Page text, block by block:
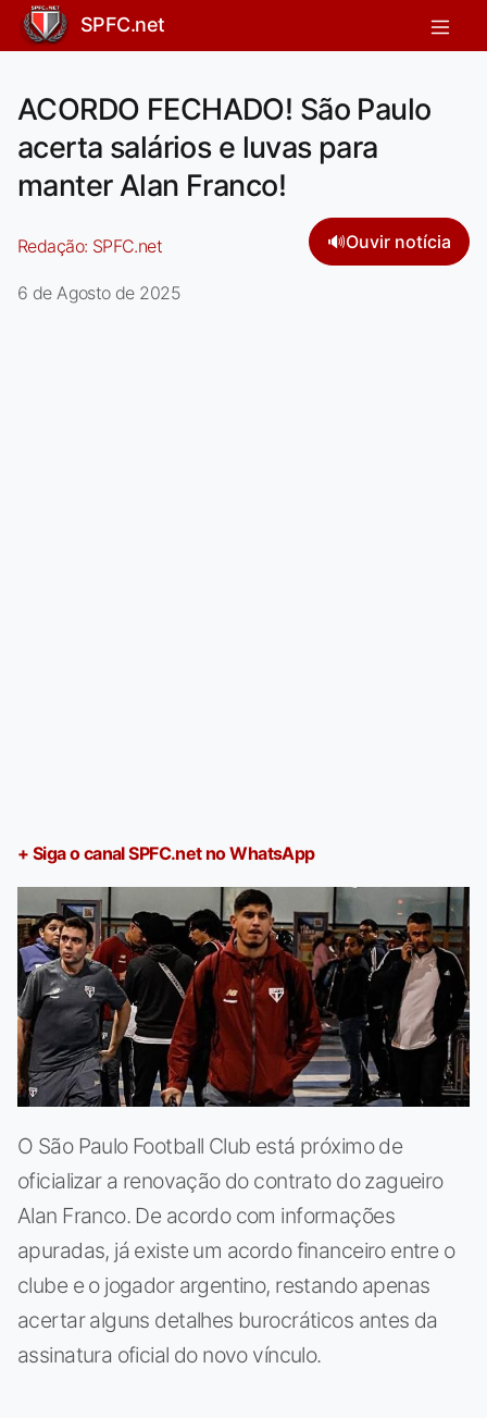
SPFC.net
ACORDO FECHADO! São Paulo
acerta salários e luvas para
manter Alan Franco!
Redação: SPFC.net 🔊Ouvir notícia
6 de Agosto de 2025
+ Siga o canal SPFC.net no WhatsApp
O São Paulo Football Club está próximo de
oficializar a renovação do contrato do zagueiro
Alan Franco. De acordo com informações
apuradas, já existe um acordo financeiro entre o
clube e o jogador argentino, restando apenas
acertar alguns detalhes burocráticos antes da
assinatura oficial do novo vínculo.